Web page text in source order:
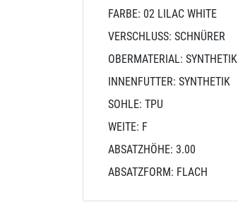
FARBE: 02 LILAC WHITE
VERSCHLUSS: SCHNÜRER
OBERMATERIAL: SYNTHETIK
INNENFUTTER: SYNTHETIK
SOHLE: TPU
WEITE: F
ABSATZHÖHE: 3.00
ABSATZFORM: FLACH